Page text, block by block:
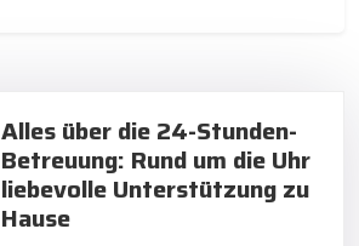
Alles über die 24-Stunden-
Betreuung: Rund um die Uhr
liebevolle Unterstützung zu
Hause